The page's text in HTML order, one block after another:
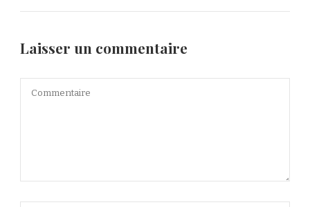
Laisser un commentaire